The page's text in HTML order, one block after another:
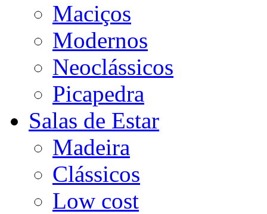
Maciços
Modernos
Neoclássicos
Picapedra
Salas de Estar
Madeira
Clássicos
Low cost